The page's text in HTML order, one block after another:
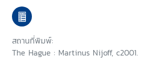
สถานที่พิมพ์:
The Hague : Martinus Nijoff, c2001.